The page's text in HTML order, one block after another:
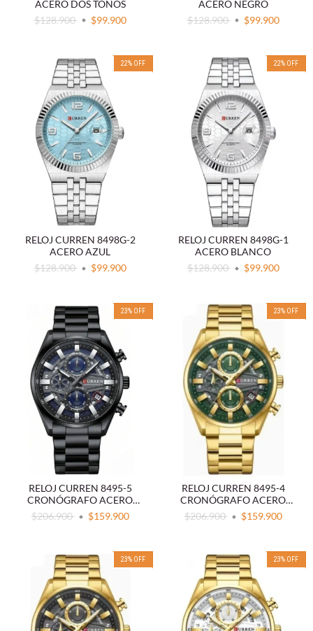
ACERO DOS TONOS
$128.900
$99.900
ACERO NEGRO
$128.900
$99.900
22% OFF
RELOJ CURREN 8498G-2
ACERO AZUL
$128.900
$99.900
22% OFF
RELOJ CURREN 8498G-1
ACERO BLANCO
$128.900
$99.900
23% OFF
RELOJ CURREN 8495-5
CRONÓGRAFO ACERO
NEGRO
$206.900 $159.900
23% OFF
RELOJ CURREN 8495-4
CRONÓGRAFO ACERO
DORADO
$206.900 $159.900
23% OFF 23% OFF